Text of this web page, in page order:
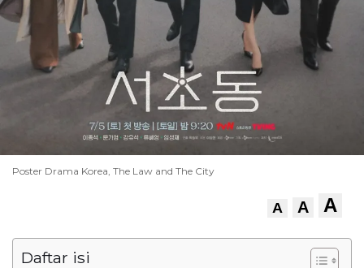
Poster Drama Korea, The Law and The City
A A A
Daftar isi